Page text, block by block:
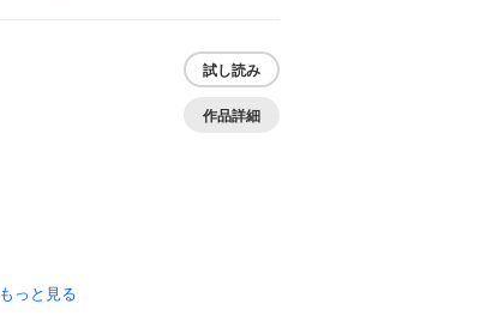
試し読み
作品詳細
もっと見る